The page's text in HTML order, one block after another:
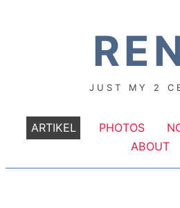
JUST MY 2
ARTIKEL PHOTOS
ABOUT